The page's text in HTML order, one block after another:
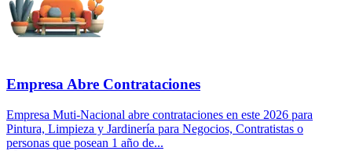
Empresa Abre Contrataciones
Empresa Muti-Nacional abre contrataciones en este 2026 para
Pintura, Limpieza y Jardinería para Negocios, Contratistas o
personas que posean 1 año de...